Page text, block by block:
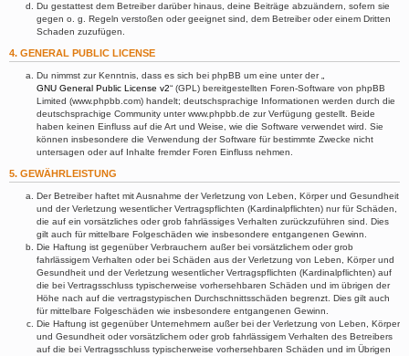
Du gestattest dem Betreiber darüber hinaus, deine Beiträge abzuändern, sofern sie
gegen o. g. Regeln verstoßen oder geeignet sind, dem Betreiber oder einem Dritten
Schaden zuzufügen.
4. GENERAL PUBLIC LICENSE
Du nimmst zur Kenntnis, dass es sich bei phpBB um eine unter der „
GNU General Public License v2“ (GPL) bereitgestellten Foren-Software von phpBB
Limited (www.phpbb.com) handelt; deutschsprachige Informationen werden durch die
deutschsprachige Community unter www.phpbb.de zur Verfügung gestellt. Beide
haben keinen Einfluss auf die Art und Weise, wie die Software verwendet wird. Sie
können insbesondere die Verwendung der Software für bestimmte Zwecke nicht
untersagen oder auf Inhalte fremder Foren Einfluss nehmen.
5. GEWÄHRLEISTUNG
Der Betreiber haftet mit Ausnahme der Verletzung von Leben, Körper und Gesundheit
und der Verletzung wesentlicher Vertragspflichten (Kardinalpflichten) nur für Schäden,
die auf ein vorsätzliches oder grob fahrlässiges Verhalten zurückzuführen sind. Dies
gilt auch für mittelbare Folgeschäden wie insbesondere entgangenen Gewinn.
Die Haftung ist gegenüber Verbrauchern außer bei vorsätzlichem oder grob
fahrlässigem Verhalten oder bei Schäden aus der Verletzung von Leben, Körper und
Gesundheit und der Verletzung wesentlicher Vertragspflichten (Kardinalpflichten) auf
die bei Vertragsschluss typischerweise vorhersehbaren Schäden und im übrigen der
Höhe nach auf die vertragstypischen Durchschnittsschäden begrenzt. Dies gilt auch
für mittelbare Folgeschäden wie insbesondere entgangenen Gewinn.
Die Haftung ist gegenüber Unternehmern außer bei der Verletzung von Leben, Körper
und Gesundheit oder vorsätzlichem oder grob fahrlässigem Verhalten des Betreibers
auf die bei Vertragsschluss typischerweise vorhersehbaren Schäden und im Übrigen